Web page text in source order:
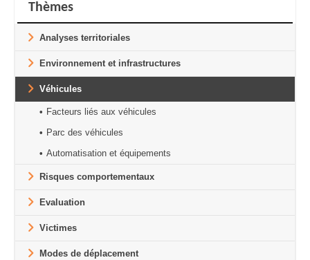
Thèmes
Analyses territoriales
Environnement et infrastructures
Véhicules
Facteurs liés aux véhicules
Parc des véhicules
Automatisation et équipements
Risques comportementaux
Evaluation
Victimes
Modes de déplacement